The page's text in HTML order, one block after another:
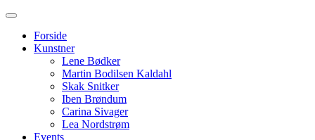
Forside
Kunstner
Lene Bødker
Martin Bodilsen Kaldahl
Skak Snitker
Iben Brøndum
Carina Sivager
Lea Nordstrøm
Events